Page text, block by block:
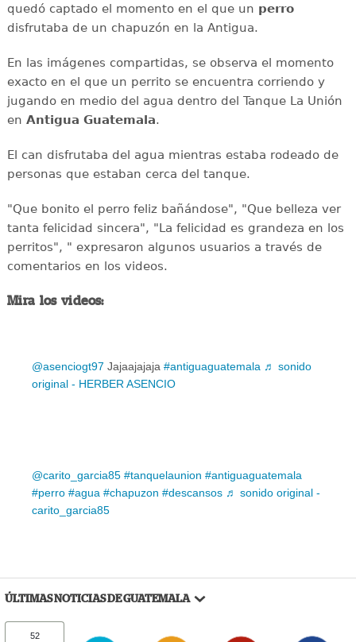
quedó captado el momento en el que un perro
disfrutaba de un chapuzón en la Antigua.
En las imágenes compartidas, se observa el momento
exacto en el que un perrito se encuentra corriendo y
jugando en medio del agua dentro del Tanque La Unión
en Antigua Guatemala.
El can disfrutaba del agua mientras estaba rodeado de
personas que estaban cerca del tanque.
"Que bonito el perro feliz bañándose", "Que belleza ver
tanta felicidad sincera", "La felicidad es grandeza en los
perritos", " expresaron algunos usuarios a través de
comentarios en los videos.
Mira los videos:
@asenciogt97 Jajaajajaja #antiguaguatemala ♬ sonido
original - HERBER ASENCIO
@carito_garcia85 #tanquelaunion #antiguaguatemala
#perro #agua #chapuzon #descansos ♬ sonido original -
carito_garcia85
ÚLTIMAS NOTICIAS DE GUATEMALA
52